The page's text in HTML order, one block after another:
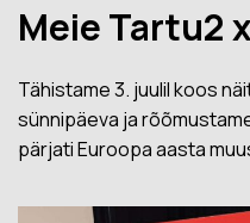
Meie Tartu2
Tähistame 3. juulil koos
sünnipäeva ja
pärjati Euroopa aasta